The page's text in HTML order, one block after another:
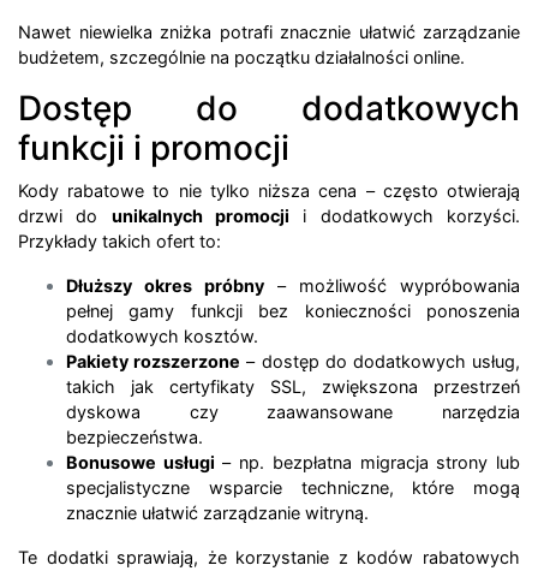
Nawet niewielka zniżka potrafi znacznie ułatwić zarządzanie
budżetem, szczególnie na początku działalności online.
Dostęp do dodatkowych
funkcji i promocji
Kody rabatowe to nie tylko niższa cena – często otwierają
drzwi do unikalnych promocji i dodatkowych korzyści.
Przykłady takich ofert to:
Dłuższy okres próbny – możliwość wypróbowania
pełnej gamy funkcji bez konieczności ponoszenia
dodatkowych kosztów.
Pakiety rozszerzone – dostęp do dodatkowych usług,
takich jak certyfikaty SSL, zwiększona przestrzeń
dyskowa czy zaawansowane narzędzia
bezpieczeństwa.
Bonusowe usługi – np. bezpłatna migracja strony lub
specjalistyczne wsparcie techniczne, które mogą
znacznie ułatwić zarządzanie witryną.
Te dodatki sprawiają, że korzystanie z kodów rabatowych